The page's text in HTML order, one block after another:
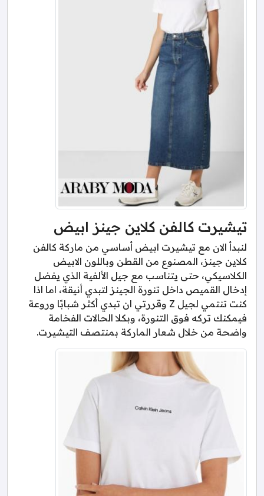
تيشيرت كالفن كلاين جينز ابيض
لنبدأ الان مع تيشيرت ابيض أساسي من ماركة كالفن
كلاين جينز، المصنوع من القطن وباللون الابيض
الكلاسيكي، حتى يتناسب مع جيل الألفية الذي يفضل
إدخال القميص داخل تنورة الجينز لتبدي أنيقة، اما اذا
كنت تنتمي لجيل Z وقررتي ان تبدي أكثر شبابًا وروعة
فيمكنك تركه فوق التنورة، وبكلا الحالات الفخامة
واضحة من خلال شعار الماركة بمنتصف التيشيرت.